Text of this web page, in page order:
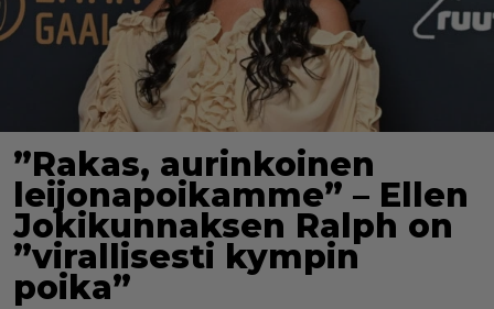
”Rakas, aurinkoinen
leijonapoikamme” – Ellen
Jokikunnaksen Ralph on
”virallisesti kympin
poika”